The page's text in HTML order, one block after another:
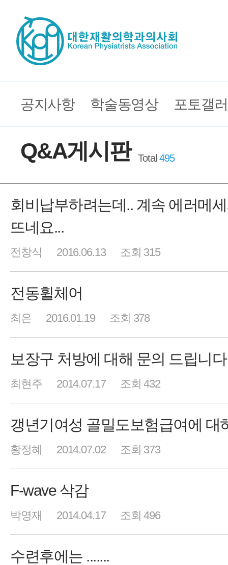
공지사항 학술동영상 포토갤
Q&A게시판 Total 495
회비납부하려는데.. 계속 에러메
뜨네요...
전창식 2016.06.13 조회 315
전동휠체어
최은 2016.01.19 조회 378
보장구 처방에 대해 문의 드립니다
최현주 2014.07.17 조회 432
갱년기여성 골밀도보험급여에 대
황정혜 2014.07.02 조회 373
F-wave 삭감
박영재 2014.04.17 조회 496
수련후에는 .......